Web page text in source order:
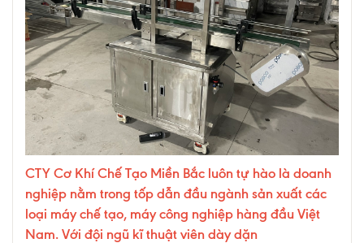
CTY Cơ Khí Chế Tạo Miền Bắc luôn tự hào là doanh
nghiệp nằm trong tốp dẫn đầu ngành sản xuất các
loại máy chế tạo, máy công nghiệp hàng đầu Việt
Nam. Với đội ngũ kĩ thuật viên dày dặn